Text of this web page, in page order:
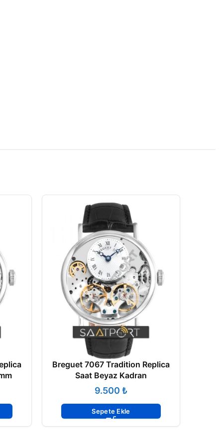
Breguet 7067 Tradition Replica
Saat Beyaz Kadran
₺
Sepete Ekle